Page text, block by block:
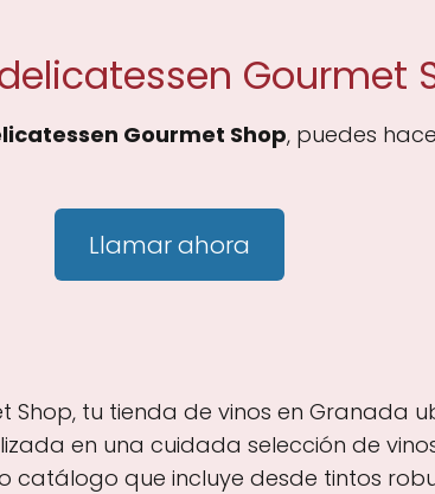
Gourmet
Gourmet Shop, puedes
Llamar ahora
Shop, tu tienda de vinos en Granada
en una cuidada selección de
catálogo que incluye desde tintos